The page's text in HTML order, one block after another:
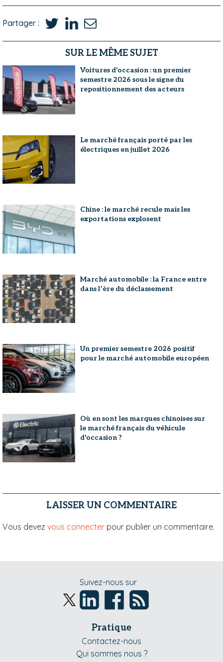
Partager :
SUR LE MÊME SUJET
Voitures d'occasion : un premier
semestre 2026 sous le signe du
repositionnement des acteurs
Le marché français porté par les
électriques en juillet 2026
Chine : le marché recule mais les
exportations explosent
Marché automobile : la France entre
dans l’ère du déclassement
Un premier semestre 2026 positif
pour le marché automobile européen
Où en sont les marques chinoises sur
le marché français du véhicule
d'occasion ?
LAISSER UN COMMENTAIRE
Vous devez vous connecter pour publier un commentaire.
Suivez-nous sur
Pratique
Contactez-nous
Qui sommes nous ?